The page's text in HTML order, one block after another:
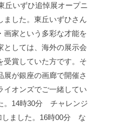
いずひ追悼展オープニ
した。 東丘いずひさん
家という多彩な才能を
としては、海外の展示会
受賞していた方です。そ
展が銀座の画廊で開催さ
イオンズでご一緒してい
14時30分 チャレンジ
ました。 16時00分 な